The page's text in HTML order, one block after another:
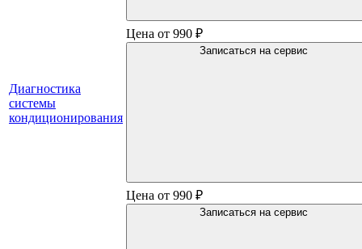
Диагностика
системы
кондиционирования
Цена от 990 ₽
Записаться на сервис
Цена от 990 ₽
Записаться на сервис